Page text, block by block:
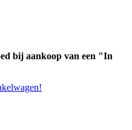
bij aankoop van een "In